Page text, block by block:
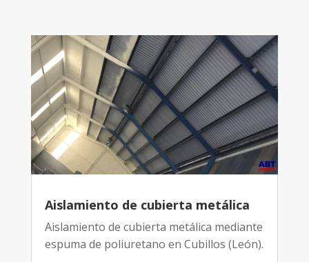
Aislamiento de cubierta metálica
Aislamiento de cubierta metálica mediante
espuma de poliuretano en Cubillos (León).